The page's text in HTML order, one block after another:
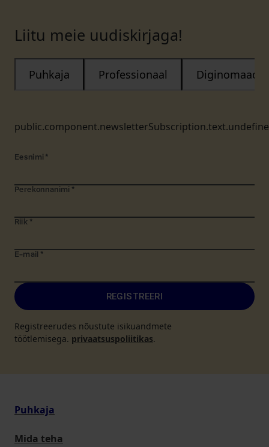
Liitu meie uudiskirjaga!
Puhkaja Professionaal Diginomaad
Eesnimi *
Perekonnanimi *
Riik *
E-mail *
REGISTREERI
Registreerudes nõustute isikuandmete
töötlemisega. privaatsuspoliitikas.
Puhkaja
Mida teha